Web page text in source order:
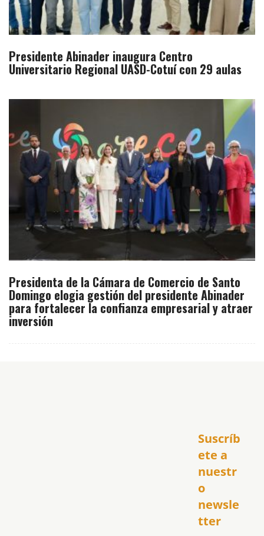
Presidente Abinader inaugura Centro
Universitario Regional UASD-Cotuí con 29 aulas
Presidenta de la Cámara de Comercio de Santo
Domingo elogia gestión del presidente Abinader
para fortalecer la confianza empresarial y atraer
inversión
Suscríb
ete a
nuestr
o
newsle
tter